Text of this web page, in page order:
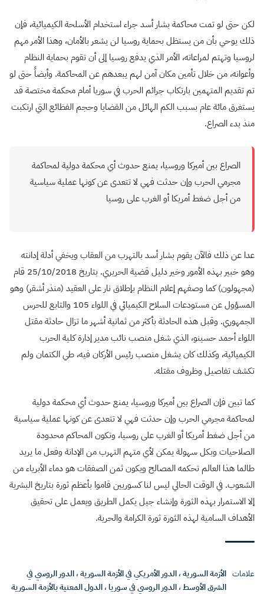
لكن حتى لو تمت محاكمة بشار أسد جراء استخدام الأسلحة الكيميائية، فإن
ذلك يوحي بأن من يستظل بحماية روسيا لن يشعر بالأمان، وهذا الأمر مهم
لروسيا وتهتم لمراعاته، الأمر الذي يدفع روسيا إلى أن تقوم بحماية النظام
وأعوانه، من خلال تأمين مكان آمن لهم يبعدهم عن المحاكمة. وأيضاً حتى لو
تم تقديم المتهمين بارتكاب جرائم الحرب في سوريا أمام محكمة مختصة قد
يستغرق مائة عام بسبب الكم الهائل من القضايا وحجم الفظائع التي ارتكبت
منذ بدء الصراع.
الصراع بين أميركا وروسيا، يمنع حدوث أي محكمة دولية لمحاكمة
مجرمي الحرب وإن حدثت فهي لا تتعدى عن كونها عملية سياسية
من أجل ضغط أمريكا أو الغرب على روسيا
عدا عن ذلك فالآن يقوم بشار أسد بالتهرب من العقاب ويخفي أدلة إدانته
وهو خبير بهذه الأمور وخير دليل قضية الحريري. بتاريخ 25/10/2018 قام
(مجهولون) كما وصفهم إعلام النظام بإطلاق نار على العقيد (منذر أشقر) وهو
المسؤول عن مستودعات السلاح الكيميائي في اللواء 105 والتابع للحرس
الجمهوري. وقبل هذه الحادثة بأكثر من ثمانية أشهر ما تزال حادثة مقتل
اللواء أحمد حسينو، الذي شغل منصب نائب مدير إدارة كلية الحرب
الكيميائية، وكذلك كان يشغل منصب رئيس الأركان فيه، طي الكتمان ولم
تكشف تفاصيل وظروف مقتله.
كما تبين فإن الصراع بين أميركا وروسيا، يمنع حدوث أي محكمة دولية
لمحاكمة مجرمي الحرب وإن حدثت فهي لا تتعدى عن كونها عملية سياسية
من أجل ضغط أمريكا أو الغرب على روسيا، وتكون المحاكم محدودة
الصلاحيات وبكل سهولة يمكن لأي متهم التهرب من الإدانة وفعل ما يريد
طالما هذا العالم تحكمه المصالح ويكون ثمن الصفقات هو دماء الأبرياء من
الشعوب. في الوقت الحالي ليس لنا كسوريين قاموا بأعظم ثورة بتاريخ البشرية
إلا الاستمرار بهذه الثورة وإنشاء جيل يكمل الطريق ويعمل على تحقيق
الأهداف السامية لهذه الثورة ثورة الكرامة والحرية.
علامات الأزمة السورية،الدور الأمريكي في الأزمة السورية،الدور الروسي في
الشرق الأوسط،الدور الروسي في سوريا،الدول المعنية بالأزمة السورية